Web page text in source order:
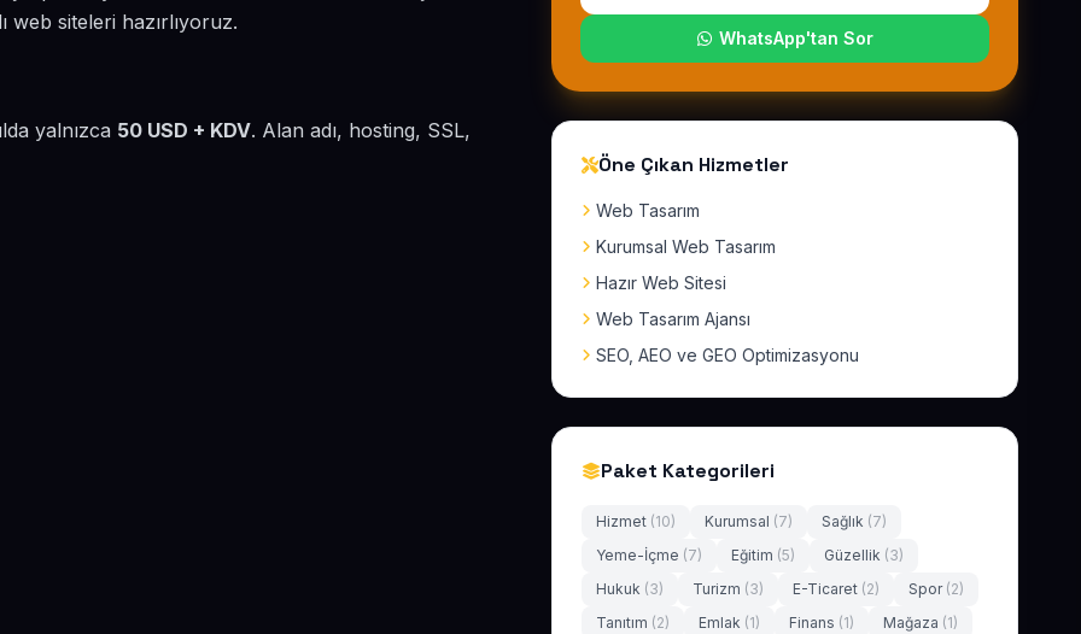
web siteleri hazırlıyoruz.
yalnızca 50 USD + KDV. Alan adı, hosting, SSL,
WhatsApp'tan Sor
Öne Çıkan Hizmetler
Web Tasarım
Kurumsal Web Tasarım
Hazır Web Sitesi
Web Tasarım Ajansı
SEO, AEO ve GEO Optimizasyonu
Paket Kategorileri
Hizmet (10) Kurumsal (7) Sağlık (7)
Yeme-İçme (7) Eğitim (5) Güzellik (3)
Hukuk (3) Turizm (3) E-Ticaret (2) Spor (2)
Tanıtım (2) Emlak (1) Finans (1) Mağaza (1)